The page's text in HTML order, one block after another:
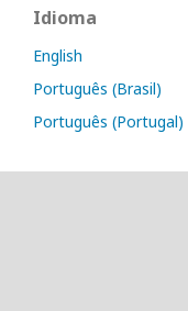
Idioma
English
Português (Brasil)
Português (Portugal)